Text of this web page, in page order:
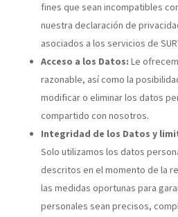
fines que sean incompatibles
nuestra declaración de
asociados a los servicios de
Acceso a los Datos: Le
razonable, así como la
modificar o eliminar los datos
compartido con nosotros.
Integridad de los Datos y
Solo utilizamos los datos
descritos en el momento de la
las medidas oportunas para
personales sean precisos,